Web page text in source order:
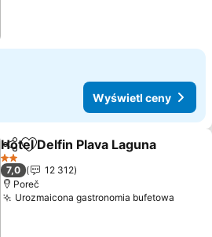
Wyświetl ceny
Udostępnij
Dodaj do ulubionych
Hotel Delfin Plava Laguna
2 Kategoria
7,0
12 312
Poreč
Urozmaicona gastronomia bufetowa